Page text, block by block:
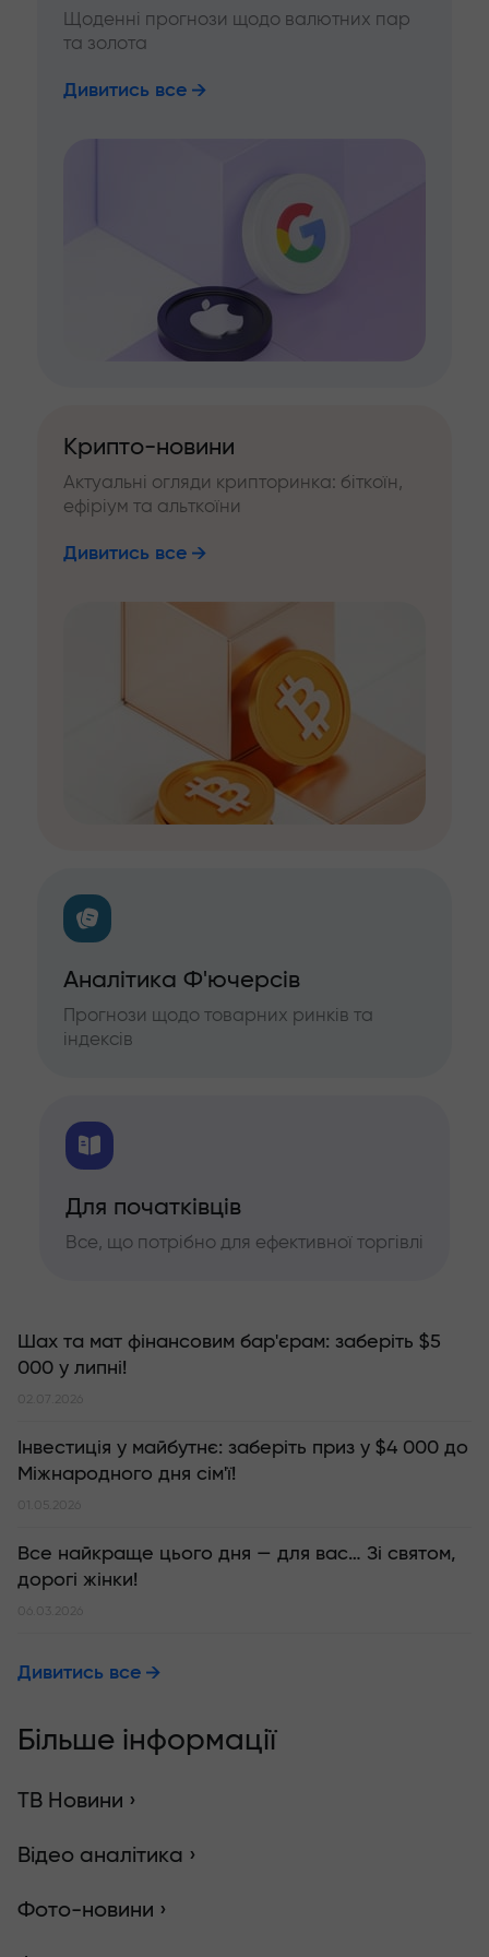
Щоденні прогнози щодо валютних пар
та золота
Дивитись все
Крипто-новини
Актуальні огляди крипторинка: біткоїн,
ефіріум та альткоїни
Дивитись все
Аналітика Ф'ючерсів
Прогнози щодо товарних ринків та
індексів
Для початківців
Все, що потрібно для ефективної торгівлі
Шах та мат фінансовим бар'єрам: заберіть $5
000 у липні!
02.07.2026
Інвестиція у майбутнє: заберіть приз у $4 000 до
Міжнародного дня сім'ї!
01.05.2026
Все найкраще цього дня — для вас… Зі святом,
дорогі жінки!
06.03.2026
Дивитись все
Більше інформації
ТВ Новини ›
Відео аналітика ›
Фото-новини ›